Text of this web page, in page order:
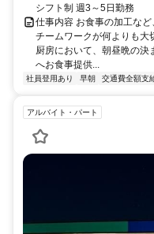
シフト制 週3～5日勤務
仕事内容 お食事の加工など
チームワークが何よりも大
厨房において、朝昼晩の
へお食事提供...
社員登用あり 早朝 交通費全額支
アルバイト・パート